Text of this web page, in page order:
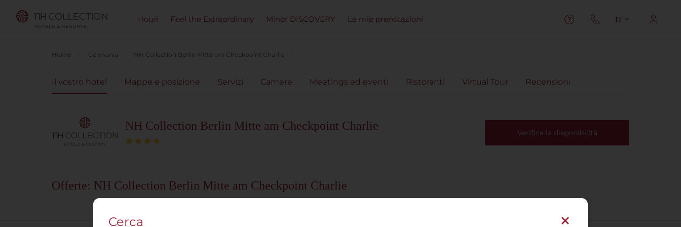
Hotel Feel the Extraordinary Minor DISCOVERY Le mie prenotazioni IT
Home Germania NH Collection Berlin Mitte am Checkpoint Charlie
Il vostro hotel Mappe e posizione Servizi Camere Meetings ed eventi Ristoranti Virtual Tour Recensioni
NH Collection Berlin Mitte am Checkpoint Charlie
Verifica la disponibilità
Offerte: NH Collection Berlin Mitte am Checkpoint Charlie
Cerca